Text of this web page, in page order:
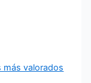
más valorados